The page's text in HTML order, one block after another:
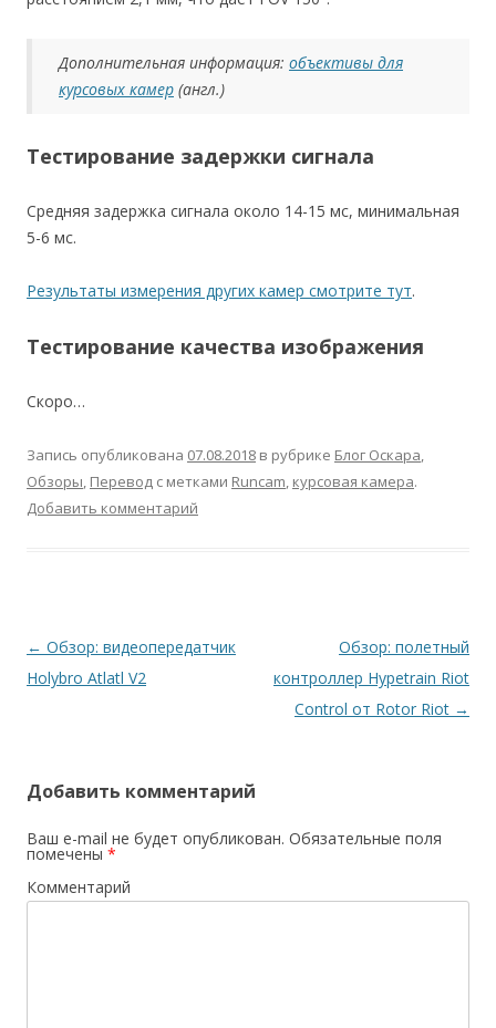
Дополнительная информация: объективы для
курсовых камер (англ.)
Тестирование задержки сигнала
Средняя задержка сигнала около 14-15 мс, минимальная
5-6 мс.
Результаты измерения других камер смотрите тут.
Тестирование качества изображения
Скоро…
Запись опубликована 07.08.2018 в рубрике Блог Оскара,
Обзоры, Перевод с метками Runcam, курсовая камера.
Добавить комментарий
Навигация
по
← Обзор: видеопередатчик
Holybro Atlatl V2
Обзор: полетный
контроллер Hypetrain Riot
Control от Rotor Riot →
Добавить комментарий
Ваш e-mail не будет опубликован. Обязательные поля
помечены *
Комментарий